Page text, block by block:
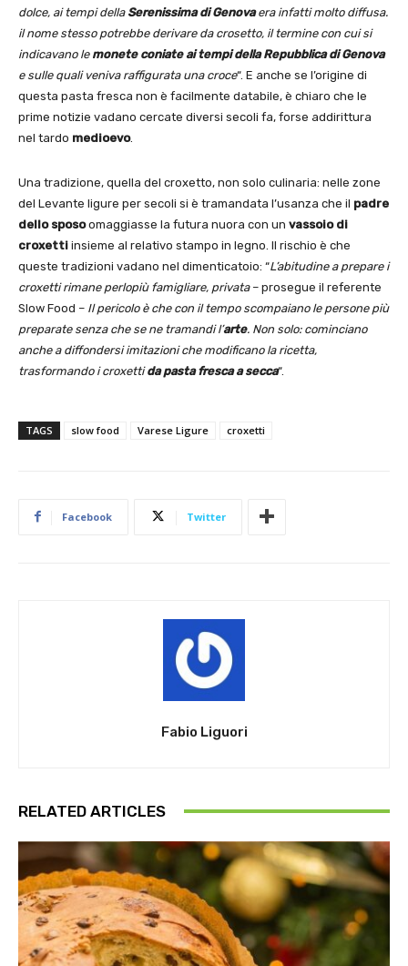
dolce, ai tempi della Serenissima di Genovaera infatti molto diffusa.
il nome stesso potrebbe derivare da crosetto, il termine con cui si
indicavano le monete coniate ai tempi della Repubblica di Genova
e sulle quali veniva raffigurata una croce“. E anche se l’origine di
questa pasta fresca non è facilmente databile, è chiaro che le
prime notizie vadano cercate diversi secoli fa, forse addirittura
nel tardo medioevo.
Una tradizione, quella del croxetto, non solo culinaria: nelle zone
del Levante ligure per secoli si è tramandata l’usanza che il padre
dello sposoomaggiasse la futura nuora con un vassoio di
croxetti insieme al relativo stampo in legno. Il rischio è che
queste tradizioni vadano nel dimenticatoio: “L’abitudine a prepare i
croxetti rimane perlopiù famigliare, privata– prosegue il referente
Slow Food – Il pericolo è che con il tempo scompaiano le persone più
preparate senza che se ne tramandi l’arte. Non solo: cominciano
anche a diffondersi imitazioni che modificano la ricetta,
trasformando i croxettida pasta fresca a secca“.
TAGS slow food Varese Ligure croxetti
Facebook Twitter
Fabio Liguori
RELATED ARTICLES